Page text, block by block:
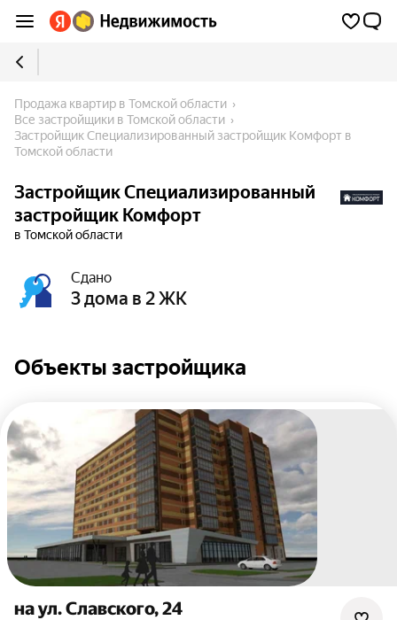
Продажа квартир в Томской области
Все застройщики в Томской области
Застройщик Специализированный застройщик Комфорт в
Томской области
Застройщик Специализированный
застройщик Комфорт
в Томской области
Сдано
3 дома в 2 ЖК
Объекты застройщика
на ул. Славского, 24